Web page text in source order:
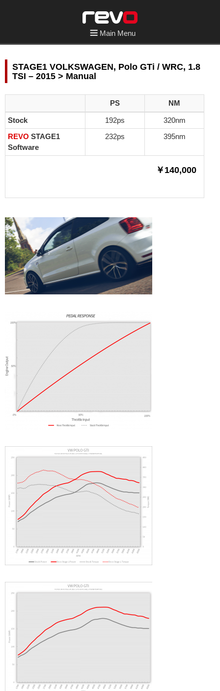
Main Menu
STAGE1 VOLKSWAGEN, Polo GTi / WRC, 1.8
TSI – 2015 > Manual
PS NM
Stock 192ps
320nm
REVO STAGE1
Software
232ps 395nm
￥140,000